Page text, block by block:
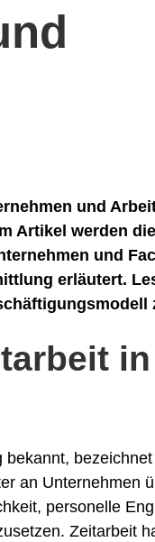
und
Artikel werden
und
erläutert.
in
an Unternehmen
personelle
Zeitarbeit